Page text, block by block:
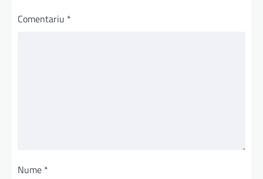
Comentariu *
Nume *